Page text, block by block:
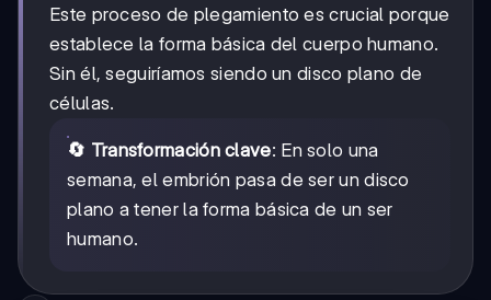
Este proceso de plegamiento es crucial porque
establece la forma básica del cuerpo humano.
Sin él, seguiríamos siendo un disco plano de
células.
🔄 Transformación clave: En solo una
semana, el embrión pasa de ser un disco
plano a tener la forma básica de un ser
humano.